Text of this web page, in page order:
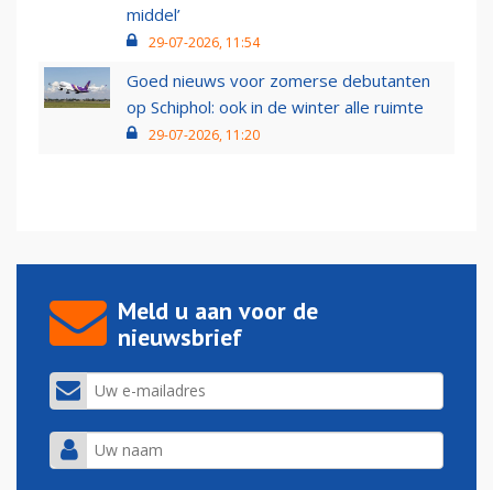
middel’
29-07-2026, 11:54
Goed nieuws voor zomerse debutanten
op Schiphol: ook in de winter alle ruimte
29-07-2026, 11:20
Meld u aan voor de
nieuwsbrief